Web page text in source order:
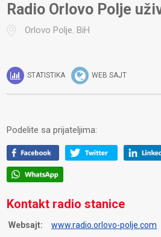
Radio Orlovo Polje
Orlovo Polje,BiH
STATISTIKA WEB SAJT
Podelite sa prijateljima:
Kontakt radio stanice
Websajt: www.radio.orlovo-polje.com